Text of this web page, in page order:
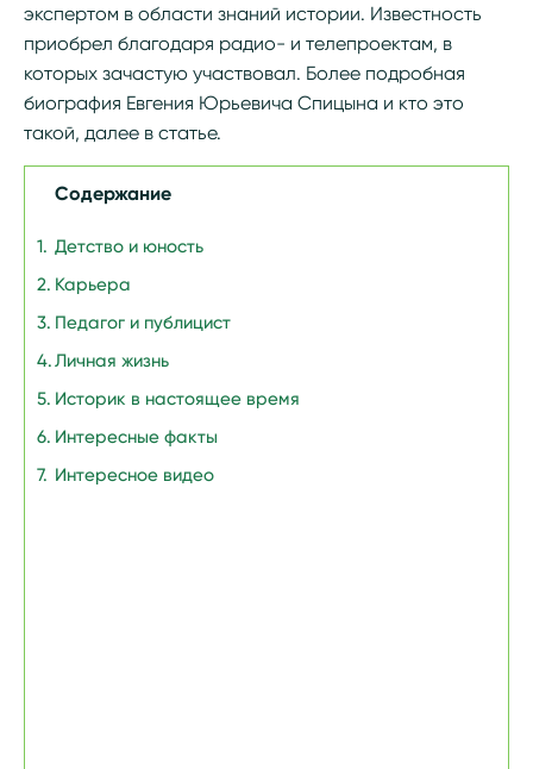
экспертом в области знаний истории. Известность
приобрел благодаря радио- и телепроектам, в
которых зачастую участвовал. Более подробная
биография Евгения Юрьевича Спицына и кто это
такой, далее в статье.
Содержание
Детство и юность
Карьера
Педагог и публицист
Личная жизнь
Историк в настоящее время
Интересные факты
Интересное видео